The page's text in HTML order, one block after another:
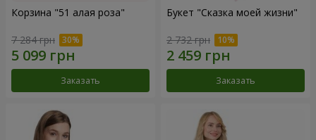
Корзина "51 алая роза"
7 284 грн
Заказать
Букет "Сказка моей жизни"
2 732 грн
Заказать